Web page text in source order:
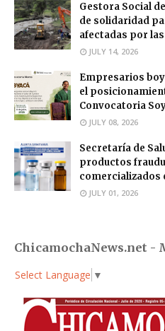
Gestora Social
de solidaridad
afectadas por
JULY 14, 2026
Empresarios
el
Convocatoria
JULY 08, 2026
Secretaría de
productos
comercializados
JULY 01, 2026
ChicamochaNews.net -
Select Language ▼